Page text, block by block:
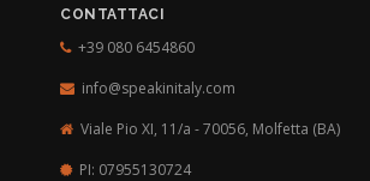
CONTATTACI
+39 080 6454860
info@speakinitaly.com
Viale Pio XI, 11/a - 70056, Molfetta (BA)
PI: 07955130724